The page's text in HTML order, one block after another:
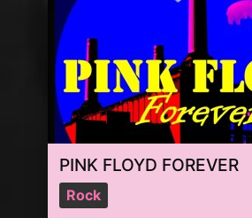
PINK FLOYD FOREVER
Rock